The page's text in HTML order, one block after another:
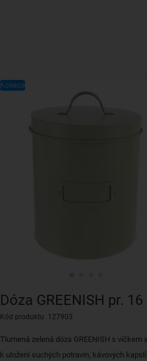
Dóza GREENISH pr.
Kód produktu 127903
Tlumená zelená dóza GREENISH s
k uložení suchých potravin, kávových
Kolekce